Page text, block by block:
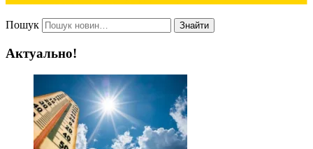
Пошук Знайти
Актуально!